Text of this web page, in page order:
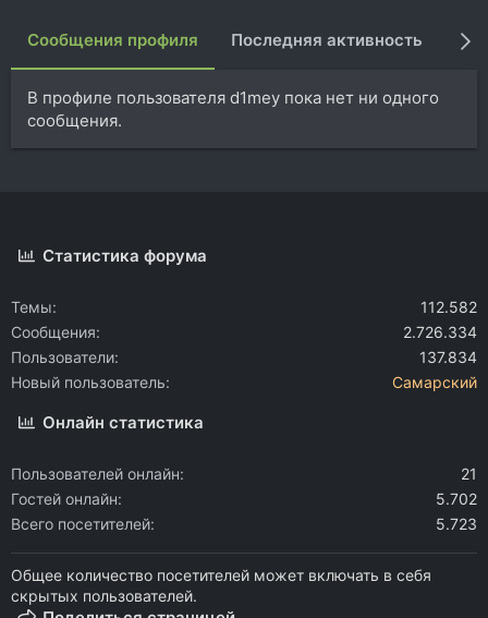
Сообщения профиля Последняя активность
В профиле пользователя d1mey пока нет ни одного
сообщения.
Статистика форума
Темы
112.582
Сообщения
2.726.334
Пользователи
137.834
Новый пользователь
Самарский
Онлайн статистика
Пользователей онлайн
21
Гостей онлайн
5.702
Всего посетителей
5.723
Общее количество посетителей может включать в себя
скрытых пользователей.